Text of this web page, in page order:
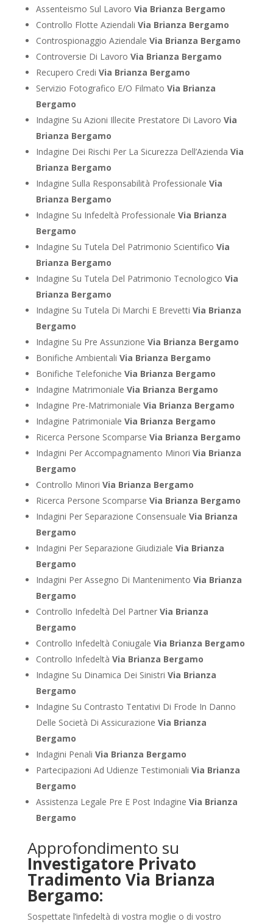
Assenteismo Sul Lavoro Via Brianza Bergamo
Controllo Flotte Aziendali Via Brianza Bergamo
Controspionaggio Aziendale Via Brianza Bergamo
Controversie Di Lavoro Via Brianza Bergamo
Recupero Credi Via Brianza Bergamo
Servizio Fotografico E/O Filmato Via Brianza
Bergamo
Indagine Su Azioni Illecite Prestatore Di Lavoro Via
Brianza Bergamo
Indagine Dei Rischi Per La Sicurezza Dell’Azienda Via
Brianza Bergamo
Indagine Sulla Responsabilità Professionale Via
Brianza Bergamo
Indagine Su Infedeltà Professionale Via Brianza
Bergamo
Indagine Su Tutela Del Patrimonio Scientifico Via
Brianza Bergamo
Indagine Su Tutela Del Patrimonio Tecnologico Via
Brianza Bergamo
Indagine Su Tutela Di Marchi E Brevetti Via Brianza
Bergamo
Indagine Su Pre Assunzione Via Brianza Bergamo
Bonifiche Ambientali Via Brianza Bergamo
Bonifiche Telefoniche Via Brianza Bergamo
Indagine Matrimoniale Via Brianza Bergamo
Indagine Pre-Matrimoniale Via Brianza Bergamo
Indagine Patrimoniale Via Brianza Bergamo
Ricerca Persone Scomparse Via Brianza Bergamo
Indagini Per Accompagnamento Minori Via Brianza
Bergamo
Controllo Minori Via Brianza Bergamo
Ricerca Persone Scomparse Via Brianza Bergamo
Indagini Per Separazione Consensuale Via Brianza
Bergamo
Indagini Per Separazione Giudiziale Via Brianza
Bergamo
Indagini Per Assegno Di Mantenimento Via Brianza
Bergamo
Controllo Infedeltà Del Partner Via Brianza
Bergamo
Controllo Infedeltà Coniugale Via Brianza Bergamo
Controllo Infedeltà Via Brianza Bergamo
Indagine Su Dinamica Dei Sinistri Via Brianza
Bergamo
Indagine Su Contrasto Tentativi Di Frode In Danno
Delle Società Di Assicurazione Via Brianza
Bergamo
Indagini Penali Via Brianza Bergamo
Partecipazioni Ad Udienze Testimoniali Via Brianza
Bergamo
Assistenza Legale Pre E Post Indagine Via Brianza
Bergamo
Approfondimento su
Investigatore Privato
Tradimento Via Brianza
Bergamo:
Sospettate l’infedeltà di vostra moglie o di vostro